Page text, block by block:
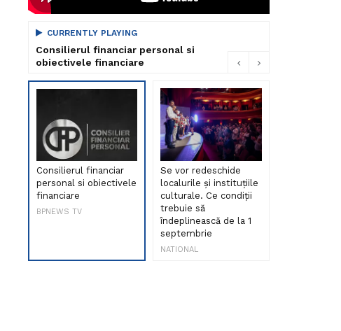
CURRENTLY PLAYING
Consilierul financiar personal si
obiectivele financiare
Consilierul financiar
personal si obiectivele
financiare
BPNEWS TV
Se vor redeschide
localurile și instituțiile
culturale. Ce condiții
trebuie să
îndeplinească de la 1
septembrie
NATIONAL